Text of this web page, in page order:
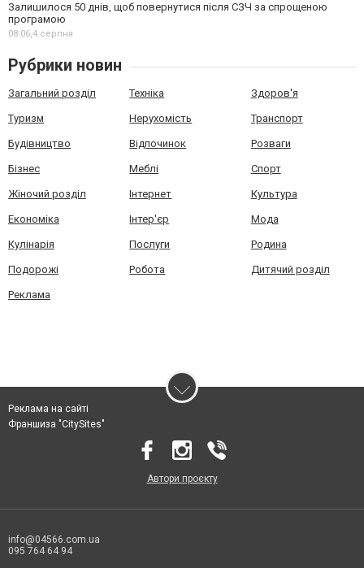
Залишилося 50 днів, щоб повернутися після СЗЧ за спрощеною
програмою
08:06,4 серпня
Рубрики новин
Загальний розділ Техніка Здоров'я
Туризм Нерухомість Транспорт
Будівництво Відпочинок Розваги
Бізнес Меблі Спорт
Жіночий розділ Інтернет Культура
Економіка Інтер'єр Мода
Кулінарія Послуги Родина
Подорожі Робота Дитячий розділ
Реклама
Реклама на сайті
Франшиза "CitySites"
Автори проєкту
info@04566.com.ua
095 764 64 94